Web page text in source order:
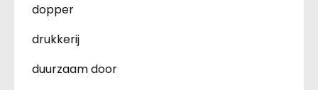
dopper
drukkerij
duurzaam door